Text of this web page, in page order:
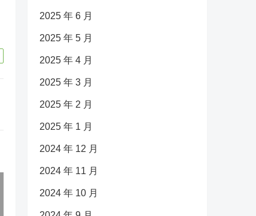
2025 年 6 月
2025 年 5 月
2025 年 4 月
2025 年 3 月
2025 年 2 月
2025 年 1 月
2024 年 12 月
2024 年 11 月
2024 年 10 月